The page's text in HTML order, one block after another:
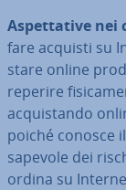
Aspet­ta­ti­ve nei
fare acquisti su
sta­re online
reperire
ac­qui­stan­do
poiché conosce
sa­pe­vo­le dei
ordina su